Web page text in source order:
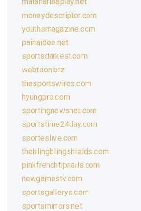
moneydescriptor.com
youthsmagazine.com
painaidee.net
sportsdarkest.com
webtoon.biz
thesportswires.com
hyungpro.com
sportingnewsnet.com
sportstime24day.com
sporteslive.com
theblingblingshields.com
pinkfrenchtipnails.com
newgamestv.com
sportsgallerys.com
sportsmirrors.net